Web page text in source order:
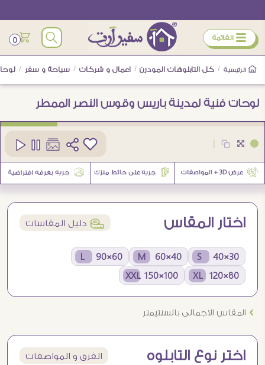
ÿ القائمة 0
الرئيسية / كل التابلوهات المودرن / اعمال و شركات / سياحة و سفر /
لوحات فنية لمدينة باريس وقوس النصر الممطر
كود
اختار المقاس í دليل المقاسات
30×40 S
40×60 M
60×90 L
80×120 XL
100×150 XXL
Ö المقاس الاجمالى بالسنتيمتر
اختر نوع التابلوه الفرق و المواصفات